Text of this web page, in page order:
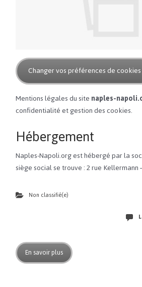
Changer vos préférences de cookies
Mentions légales du sitenaples-
confidentialité et gestion des cookies.
Hébergement
Naples-Napoli.org est hébergé par la
siège social se trouve : 2 rue Kellermann
Non classifié(e)
En savoir plus